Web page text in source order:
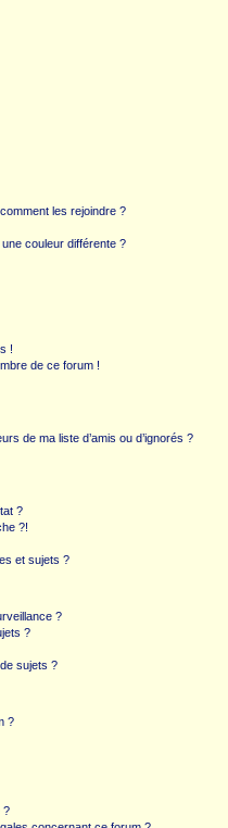
les rejoindre ?
couleur différente ?
!
de ce forum !
de ma liste d’amis ou d’ignorés ?
?
?!
et sujets ?
?
?
sujets ?
?
?